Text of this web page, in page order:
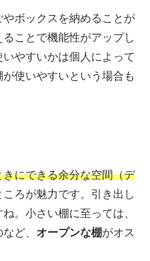
やボックスを納めることが
ことで機能性がアップし
やすいかは個人によって
使いやすいという場合も
きにできる余分な空間（デ
ころが魅力です。引き出し
。小さい棚に至っては、
ど、 オープンな棚がオス